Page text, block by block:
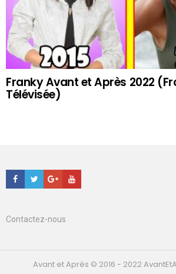
Franky Avant et Après 2022
Télévisée)
Facebook
TwitterGoogle+Youtube
Contactez-nous
Avant et Après © 2016 - 2022